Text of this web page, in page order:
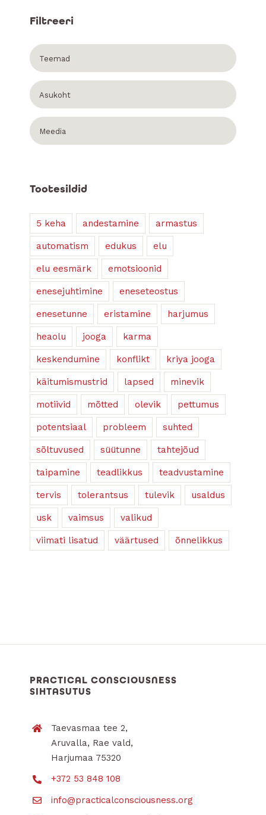
Filtreeri
Teemad
Asukoht
Meedia
Tootesildid
5 keha andestamine armastus
automatism edukus elu
elu eesmärk emotsioonid
enesejuhtimine eneseteostus
enesetunne eristamine harjumus
heaolu jooga karma
keskendumine konflikt kriya jooga
käitumismustrid lapsed minevik
motiivid mõtted olevik pettumus
potentsiaal probleem suhted
sõltuvused süütunne tahtejõud
taipamine teadlikkus teadvustamine
tervis tolerantsus tulevik usaldus
usk vaimsus valikud
viimati lisatud väärtused õnnelikkus
PRACTICAL CONSCIOUSNESS
SIHTASUTUS
Taevasmaa tee 2,
Aruvalla, Rae vald,
Harjumaa 75320
+372 53 848 108
info@practicalconsciousness.org